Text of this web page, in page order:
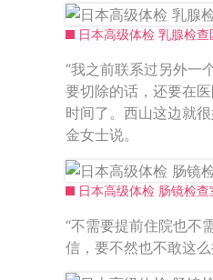
日本高级体检 乳腺检查
“我之前联系过另外一
要切除的话，还要在
时间了。西山这边就
金女士说。
日本高级体检 肠镜检查
“不需要提前住院也不
信，要不然也不敢这么